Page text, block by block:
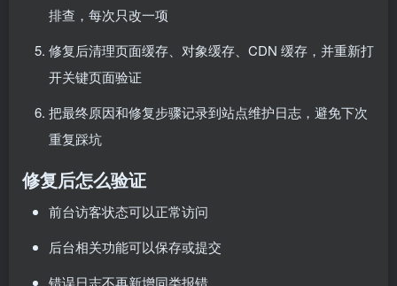
排查，每次只改一项
修复后清理页面缓存、对象缓存、CDN 缓存，并重新打
开关键页面验证
把最终原因和修复步骤记录到站点维护日志，避免下次
重复踩坑
修复后怎么验证
前台访客状态可以正常访问
后台相关功能可以保存或提交
错误日志不再新增同类报错